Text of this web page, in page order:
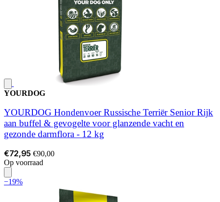
YOURDOG
YOURDOG Hondenvoer Russische Terriër Senior Rijk
aan buffel & gevogelte voor glanzende vacht en
gezonde darmflora - 12 kg
€72,95 €90,00
Op voorraad
−19%